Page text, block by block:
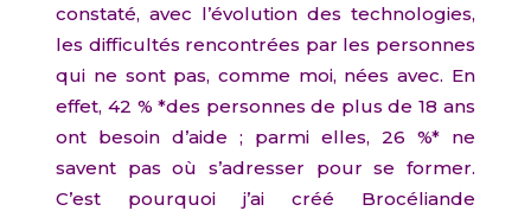
constaté, avec l’évolution des technologies,
les difficultés rencontrées par les personnes
qui ne sont pas, comme moi, nées avec. En
effet, 42 % *des personnes de plus de 18 ans
ont besoin d’aide ; parmi elles, 26 %* ne
savent pas où s’adresser pour se former.
C’est pourquoi j’ai créé Brocéliande